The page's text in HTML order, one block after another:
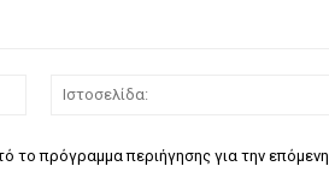
Email:*
το πρόγραμμα περιήγησης για την επόμενη